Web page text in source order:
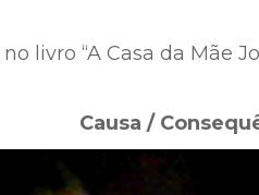
livro “A Casa da Mãe
Causa /